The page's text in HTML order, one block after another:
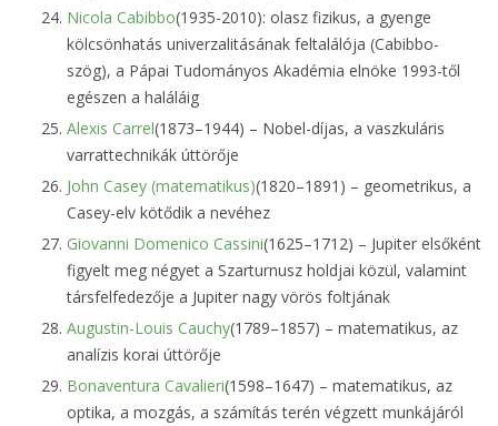
Nicola Cabibbo(1935-2010): olasz fizikus, a gyenge
kölcsönhatás univerzalitásának feltalálója (Cabibbo-
szög), a Pápai Tudományos Akadémia elnöke 1993-től
egészen a haláláig
Alexis Carrel(1873–1944) – Nobel-díjas, a vaszkuláris
varrattechnikák úttörője
John Casey (matematikus)(1820–1891) – geometrikus, a
Casey-elv kötődik a nevéhez
Giovanni Domenico Cassini(1625–1712) – Jupiter elsőként
figyelt meg négyet a Szarturnusz holdjai közül, valamint
társfelfedezője a Jupiter nagy vörös foltjának
Augustin-Louis Cauchy(1789–1857) – matematikus, az
analízis korai úttörője
Bonaventura Cavalieri(1598–1647) – matematikus, az
optika, a mozgás, a számítás terén végzett munkájáról